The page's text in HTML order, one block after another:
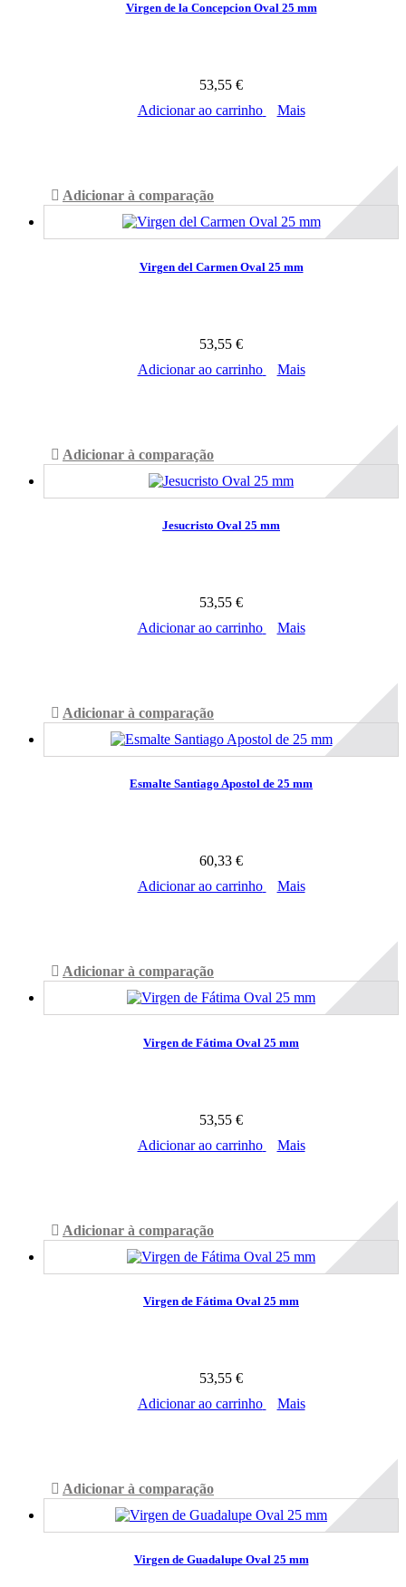
Virgen de la Concepcion Oval 25 mm
53,55 €
Adicionar ao carrinho
Mais
Adicionar à comparação
Virgen del Carmen Oval 25 mm
53,55 €
Adicionar ao carrinho
Mais
Adicionar à comparação
Jesucristo Oval 25 mm
53,55 €
Adicionar ao carrinho
Mais
Adicionar à comparação
Esmalte Santiago Apostol de 25 mm
60,33 €
Adicionar ao carrinho
Mais
Adicionar à comparação
Virgen de Fátima Oval 25 mm
53,55 €
Adicionar ao carrinho
Mais
Adicionar à comparação
Virgen de Fátima Oval 25 mm
53,55 €
Adicionar ao carrinho
Mais
Adicionar à comparação
Virgen de Guadalupe Oval 25 mm